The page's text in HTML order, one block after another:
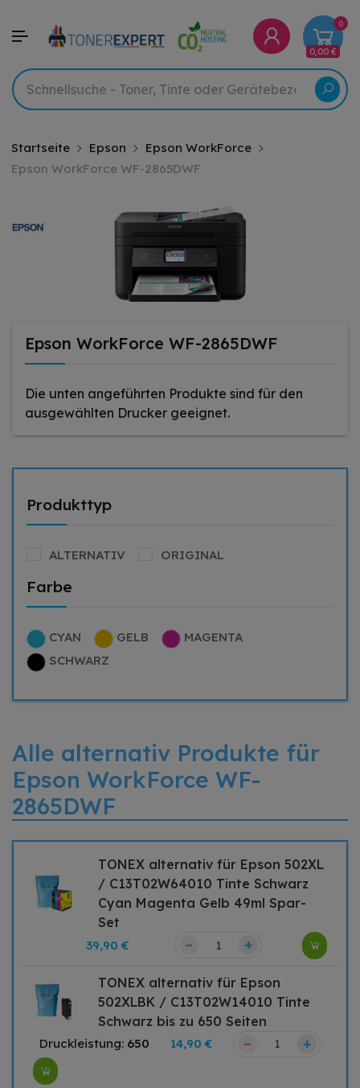
0
0,00 €
Startseite Epson
Epson WorkForce
Epson WorkForce WF-2865DWF
Epson WorkForce WF-2865DWF
Die unten angeführten Produkte sind für den
ausgewählten Drucker geeignet.
Produkttyp
ALTERNATIV ORIGINAL
Farbe
CYAN GELB
MAGENTA
SCHWARZ
Alle alternativ Produkte für
Epson WorkForce WF-
2865DWF
TONEX alternativ für Epson 502XL
/ C13T02W64010 Tinte Schwarz
Cyan Magenta Gelb 49ml Spar-
Set
39,90 € – +
TONEX alternativ für Epson
502XLBK / C13T02W14010 Tinte
Schwarz bis zu 650 Seiten
Druckleistung: 650 14,90 € – +